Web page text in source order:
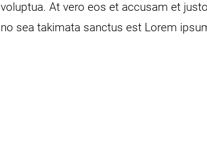
voluptua. At vero eos et accusam et
no sea takimata sanctus est Lorem